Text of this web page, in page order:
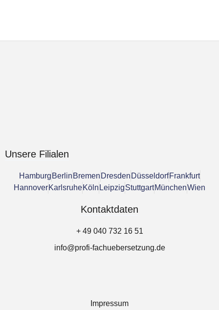
Unsere Filialen
Hamburg Berlin Bremen Dresden Düsseldorf Frankfurt
HannoverKarlsruheKöln LeipzigStuttgartMünchenWien
Kontaktdaten
+ 49 040 732 16 51
info@profi-fachuebersetzung.de
Impressum